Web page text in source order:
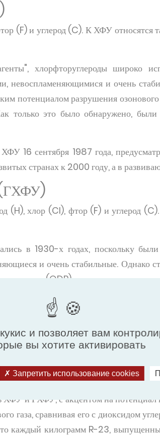
(F) и углерод (C). К ХФУ относятся
хлорфторуглероды широко
невоспламеняющимися и очень
потенциалом разрушения
только это было обнаружено,
16 сентября 1987 года,
странах к 2000 году, а в
(ГХФУ)
(H), хлор (Cl), фтор (F) и углерод
в 1930-х годах, поскольку были
и очень стабильные. Однако
озона (ODP).
протоколу распространила
к 2020 году и к 2030 году в
(H), фтора (F) и углерода (C). К
и ГХФУ, с акцентом на потенциал
газа, сравнивая его с диоксидом
каждый килограмм R-23,
и позволяет вам
вы хотите активировать
Запретить использование cookies